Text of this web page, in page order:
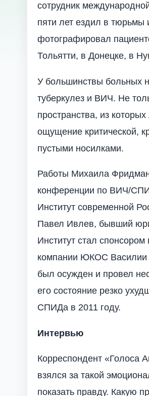
сотрудник
пяти лет ездил в тюрьмы
фотографировал
Тольятти, в Донецке, в
У большинствы больных
туберкулез и ВИЧ. Не
пространства, из
ощущение критической,
пустыми носилками.
Работы Михаила
конференции по ВИЧ/
Институт современной
Павел Ивлев, бывший
Институт стал
компании ЮКОС Василии
был осужден и провел
его состояние резко
СПИДа в 2011 году.
Интервью
Корреспондент «Голоса
взялся за такой
показать правду. Какую